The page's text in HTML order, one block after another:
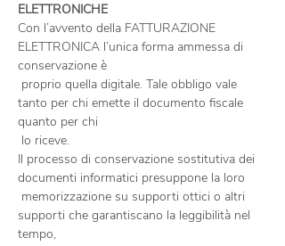
Con l’avvento della FATTURAZIONE
ELETTRONICA l’unica forma ammessa di
conservazione è
tanto per chi emette il documento fiscale
quanto per chi
Il processo di conservazione sostitutiva dei
documenti informatici presuppone la loro
supporti che garantiscano la leggibilità nel
tempo,